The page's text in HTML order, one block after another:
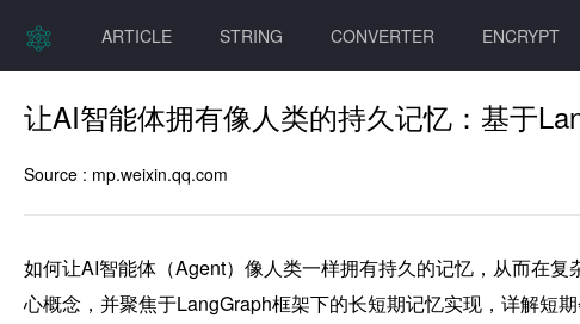
ARTICLE STRING CONVERTER ENCRYPT
让AI智能体拥有像人类的持久记忆：基于
Source : mp.weixin.qq.com
如何让AI智能体（Agent）像人类一样拥有持久的记忆，从而在
心概念，并聚焦于LangGraph框架下的长短期记忆实现，详解短